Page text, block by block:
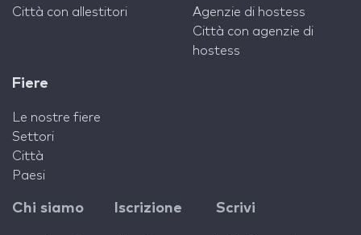
Città con allestitori
Agenzie di hostess
Città con agenzie di
hostess
Fiere
Le nostre fiere
Settori
Città
Paesi
Chi siamo Iscrizione Scrivi